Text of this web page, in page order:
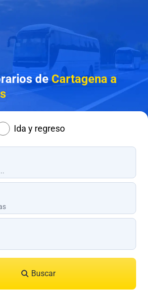
deCartagena a
Ida y regreso
Buscar